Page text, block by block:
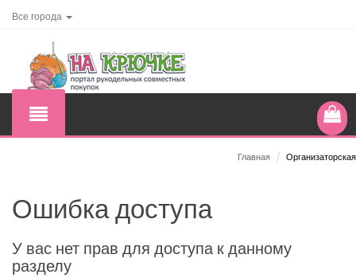
Все города
Главная / Организаторская
Ошибка доступа
У вас нет прав для доступа к данному
разделу